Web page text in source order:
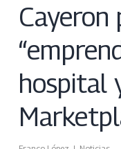
Cayeron
hospital